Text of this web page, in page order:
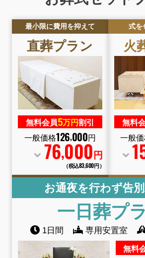
最小限に費用を抑えて
直葬プラン
無料会員5万円割引
一般価格126,000円
76,000 円
（税込83,600円）
式を
火
無料
一般
お通夜を行わず告
一日葬プ
1日間 専用安置室
無料